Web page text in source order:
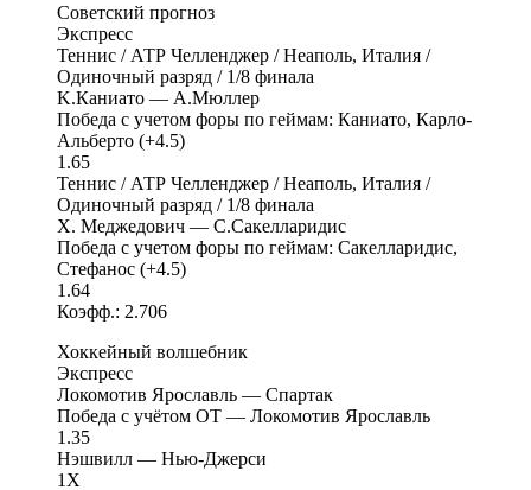
Советский прогноз
Экспресс
Теннис / АТР Челленджер / Неаполь, Италия /
Одиночный разряд / 1/8 финала
K.Каниато — А.Мюллер
Победа с учетом форы по геймам: Каниато, Карло-
Альберто (+4.5)
1.65
Теннис / АТР Челленджер / Неаполь, Италия /
Одиночный разряд / 1/8 финала
X. Меджедович — С.Сакелларидис
Победа с учетом форы по геймам: Сакелларидис,
Стефанос (+4.5)
1.64
Коэфф.: 2.706
Хоккейный волшебник
Экспресс
Локомотив Ярославль — Спартак
Победа с учётом ОТ — Локомотив Ярославль
1.35
Нэшвилл — Нью-Джерси
1X